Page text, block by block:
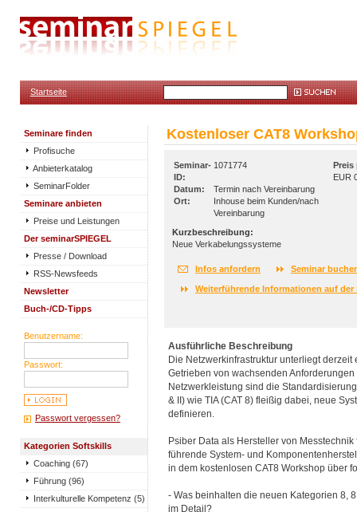
Startseite
Seminare finden
Profisuche
Anbieterkatalog
SeminarFolder
Seminare anbieten
Preise und Leistungen
Der seminarSPIEGEL
Presse / Download
RSS-Newsfeeds
Newsletter
Buch-/CD-Tipps
Benutzername:
Passwort:
Passwort vergessen?
Kategorien Softskills
Coaching (67)
Führung (96)
Interkulturelle Kompetenz (5)
Kostenloser CAT8
Seminar-
ID:
1071774
Datum:
Termin nach Vereinbarung
Ort:
Inhouse beim Kunden/nach
Vereinbarung
Preis
EUR
Kurzbeschreibung:
Neue Verkabelungssysteme
Infos anfordern Seminar
Weiterführende Informationen auf der
Ausführliche Beschreibung
Die Netzwerkinfrastruktur unterliegt derzeit
Getrieben von wachsenden
Netzwerkleistung sind die
& II) wie TIA (CAT 8) fleißig dabei, neue
definieren.
Psiber Data als Hersteller von Messtechnik
führende System- und
in dem kostenlosen CAT8 Workshop über
- Was beinhalten die neuen Kategorien 8,
im Detail?